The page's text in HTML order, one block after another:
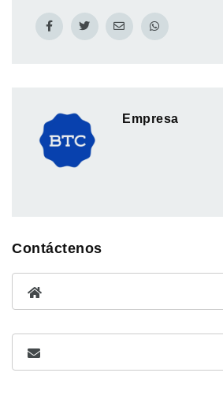
Empresa
Contáctenos